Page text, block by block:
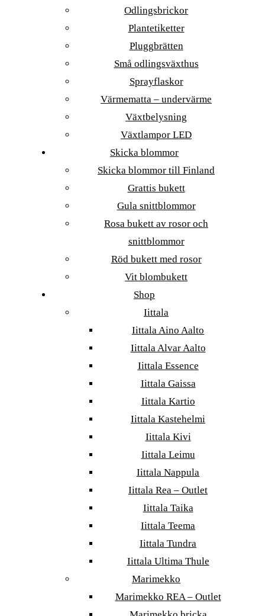
Odlingsbrickor
Plantetiketter
Pluggbrätten
Små odlingsväxthus
Sprayflaskor
Värmematta – undervärme
Växtbelysning
Växtlampor LED
Skicka blommor
Skicka blommor till Finland
Grattis bukett
Gula snittblommor
Rosa bukett av rosor och
snittblommor
Röd bukett med rosor
Vit blombukett
Shop
Iittala
Iittala Aino Aalto
Iittala Alvar Aalto
Iittala Essence
Iittala Gaissa
Iittala Kartio
Iittala Kastehelmi
Iittala Kivi
Iittala Leimu
Iittala Nappula
Iittala Rea – Outlet
Iittala Taika
Iittala Teema
Iittala Tundra
Iittala Ultima Thule
Marimekko
Marimekko REA – Outlet